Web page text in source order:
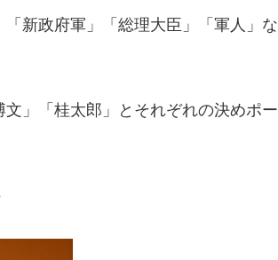
新政府軍」「総理大臣」「軍人」な
」「桂太郎」とそれぞれの決めポー